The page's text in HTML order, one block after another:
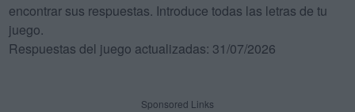
encontrar sus respuestas. Introduce todas las letras de tu
juego.
Respuestas del juego actualizadas: 31/07/2026
Sponsored Links